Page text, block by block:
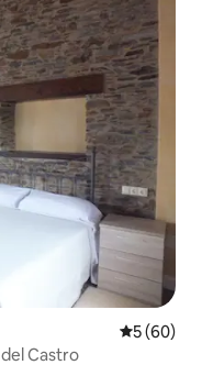
Średnia
5 (60)
Castro